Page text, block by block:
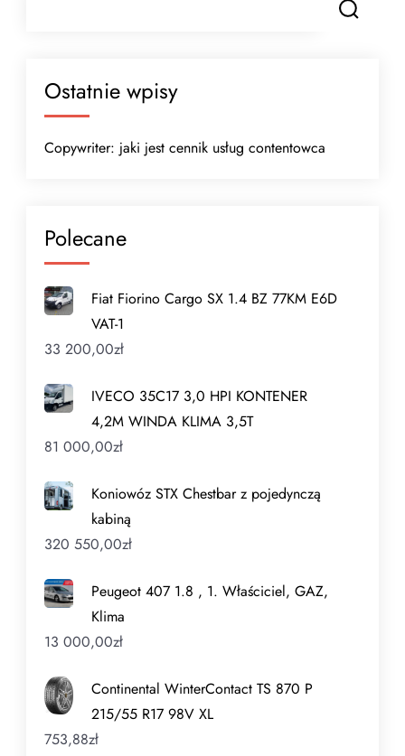
Ostatnie wpisy
Copywriter: jaki jest cennik usług contentowca
Polecane
Fiat Fiorino Cargo SX 1.4 BZ 77KM E6D
VAT-1
33 200,00zł
IVECO 35C17 3,0 HPI KONTENER
4,2M WINDA KLIMA 3,5T
81 000,00zł
Koniowóz STX Chestbar z pojedynczą
kabiną
320 550,00zł
Peugeot 407 1.8 , 1. Właściciel, GAZ,
Klima
13 000,00zł
Continental WinterContact TS 870 P
215/55 R17 98V XL
753,88zł